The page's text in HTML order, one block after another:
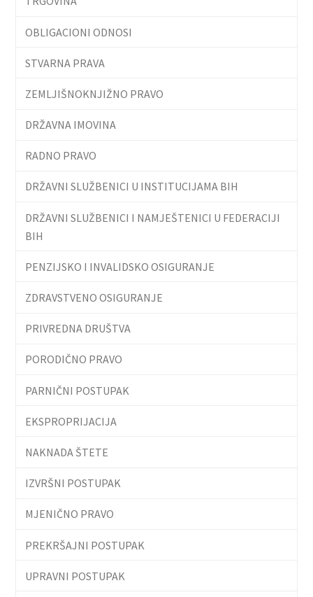
OBLIGACIONI ODNOSI
STVARNA PRAVA
ZEMLJIŠNOKNJIŽNO PRAVO
DRŽAVNA IMOVINA
RADNO PRAVO
DRŽAVNI SLUŽBENICI U INSTITUCIJAMA BIH
DRŽAVNI SLUŽBENICI I NAMJEŠTENICI U FEDERACIJI
BIH
PENZIJSKO I INVALIDSKO OSIGURANJE
ZDRAVSTVENO OSIGURANJE
PRIVREDNA DRUŠTVA
PORODIČNO PRAVO
PARNIČNI POSTUPAK
EKSPROPRIJACIJA
NAKNADA ŠTETE
IZVRŠNI POSTUPAK
MJENIČNO PRAVO
PREKRŠAJNI POSTUPAK
UPRAVNI POSTUPAK